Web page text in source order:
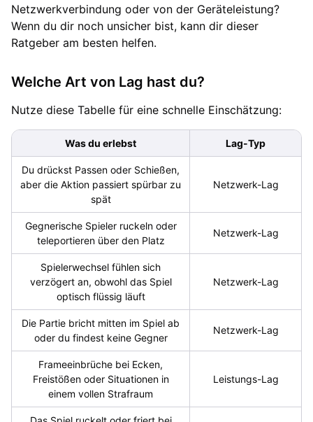
Netzwerkverbindung oder von der Geräteleistung?
Wenn du dir noch unsicher bist, kann dir dieser
Ratgeber am besten helfen.
Welche Art von Lag hast du?
Nutze diese Tabelle für eine schnelle Einschätzung:
Was du erlebst Lag-Typ
Du drückst Passen oder Schießen,
aber die Aktion passiert spürbar zu
spät
Netzwerk-Lag
Gegnerische Spieler ruckeln oder
teleportieren über den Platz
Netzwerk-Lag
Spielerwechsel fühlen sich
verzögert an, obwohl das Spiel
optisch flüssig läuft
Netzwerk-Lag
Die Partie bricht mitten im Spiel ab
oder du findest keine Gegner
Netzwerk-Lag
Frameeinbrüche bei Ecken,
Freistößen oder Situationen in
einem vollen Strafraum
Leistungs-Lag